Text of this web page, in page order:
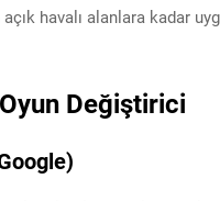
havalı alanlara kadar
Değiştirici